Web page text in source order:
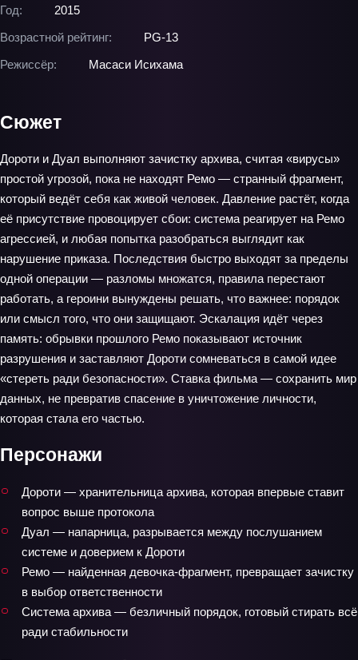
Год:
2015
Возрастной рейтинг:
PG-13
Режиссёр:
Масаси Исихама
Сюжет
Дороти и Дуал выполняют зачистку архива, считая «вирусы»
простой угрозой, пока не находят Ремо — странный фрагмент,
который ведёт себя как живой человек. Давление растёт, когда
её присутствие провоцирует сбои: система реагирует на Ремо
агрессией, и любая попытка разобраться выглядит как
нарушение приказа. Последствия быстро выходят за пределы
одной операции — разломы множатся, правила перестают
работать, а героини вынуждены решать, что важнее: порядок
или смысл того, что они защищают. Эскалация идёт через
память: обрывки прошлого Ремо показывают источник
разрушения и заставляют Дороти сомневаться в самой идее
«стереть ради безопасности». Ставка фильма — сохранить мир
данных, не превратив спасение в уничтожение личности,
которая стала его частью.
Персонажи
Дороти — хранительница архива, которая впервые ставит
вопрос выше протокола
Дуал — напарница, разрывается между послушанием
системе и доверием к Дороти
Ремо — найденная девочка‑фрагмент, превращает зачистку
в выбор ответственности
Система архива — безличный порядок, готовый стирать всё
ради стабильности